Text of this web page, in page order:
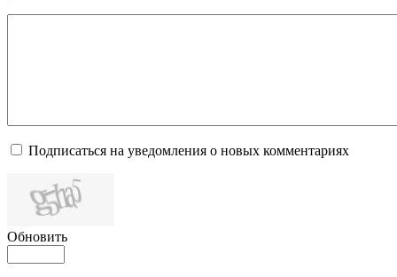
Подписаться на уведомления о новых комментариях
Обновить